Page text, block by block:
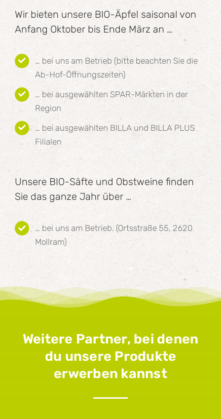
Wir bieten unsere BIO-Äpfel saisonal von
Anfang Oktober bis Ende März an …
… bei uns am Betrieb (bitte beachten Sie die
Ab-Hof-Öffnungszeiten)
… bei ausgewählten SPAR-Märkten in der
Region
… bei ausgewählten BILLA und BILLA PLUS
Filialen
Unsere BIO-Säfte und Obstweine finden
Sie das ganze Jahr über …
… bei uns am Betrieb. (Ortsstraße 55, 2620
Mollram)
Weitere Partner, bei denen
du unsere Produkte
erwerben kannst